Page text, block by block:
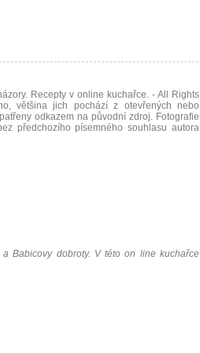
Recepty v online kuchařce. - All Rights
většina jich pochází z otevřených nebo
odkazem na původní zdroj. Fotografie
předchozího písemného souhlasu autora
Babicovy dobroty. V této on line kuchařce